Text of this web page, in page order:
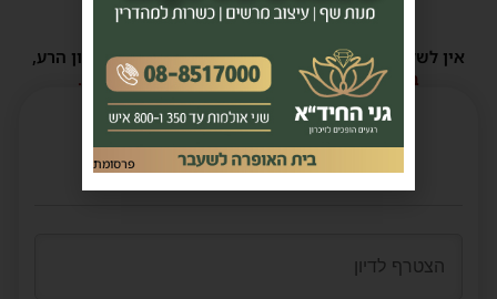
1 תגובות
אין לשלוח תגובות שאינם הולמות או מכילות דברי לשון הרע,
הסתה ורכילות.
במידה ולא ניתן להגיב - הכתבה סגורה לתגובות.
פרסומת